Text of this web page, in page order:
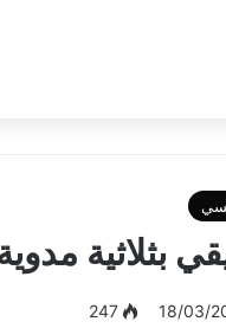
بثلاثية
18/03/
247